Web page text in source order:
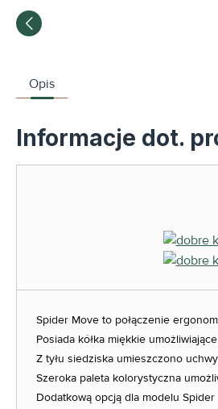
Opis
Informacje dot.
Spider Move to połączenie
Posiada kółka miękkie
Z tyłu siedziska umieszczono
Szeroka paleta kolorystyczna
Dodatkową opcją dla modelu